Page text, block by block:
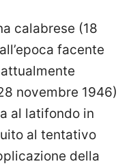
calabrese (18
facente
novembre 1946)
al latifondo in
al tentativo
della